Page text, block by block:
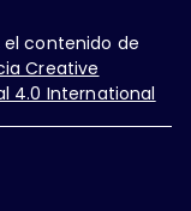
contenido de
Creative
4.0 International